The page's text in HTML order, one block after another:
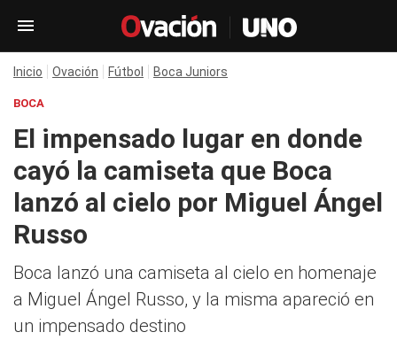
Inicio Ovación Fútbol Boca Juniors
BOCA
El impensado lugar en donde
cayó la camiseta que Boca
lanzó al cielo por Miguel Ángel
Russo
Boca lanzó una camiseta al cielo en homenaje
a Miguel Ángel Russo, y la misma apareció en
un impensado destino